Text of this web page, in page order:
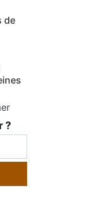
de
?